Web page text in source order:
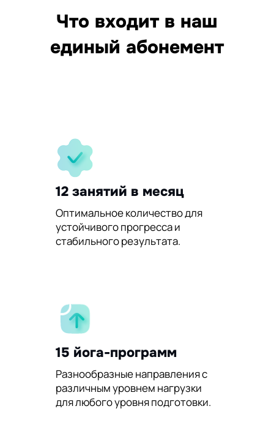
Что входит в наш
единый абонемент
12 занятий в месяц
Оптимальное количество для
устойчивого прогресса и
стабильного результата.
15 йога-программ
Разнообразные направления с
различным уровнем нагрузки
для любого уровня подготовки.